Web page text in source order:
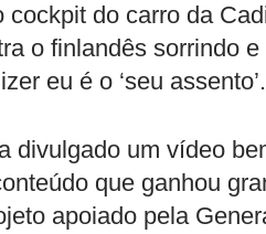
do carro da
o finlandês sorrindo
eu é o ‘seu assento’.
divulgado um vídeo
que ganhou
apoiado pela